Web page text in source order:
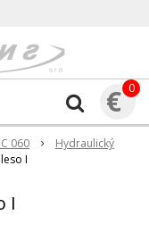
€ 0
060
Hydraulický
I
I